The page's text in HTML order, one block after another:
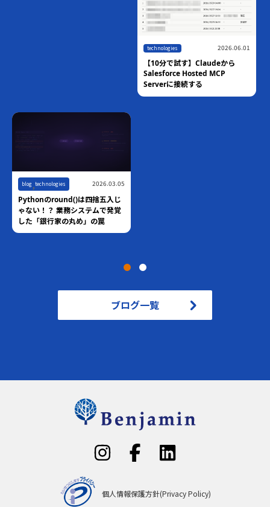
technologies 2026.06.01
【10分で試す】Claudeから
Salesforce Hosted MCP
Serverに接続する
blog ,technologies 2026.03.05
Pythonのround()は四捨五入じ
ゃない！？ 業務システムで発覚
した「銀行家の丸め」の罠
ブログ一覧
個人情報保護方針(Privacy Policy)